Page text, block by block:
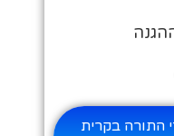
התורה בקרית